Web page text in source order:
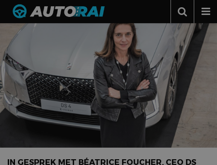
Autonieuws
Autotests
Automerken
Adverteren
Contact
IN GESPREK MET BÉATRICE FOUCHER, CEO DS